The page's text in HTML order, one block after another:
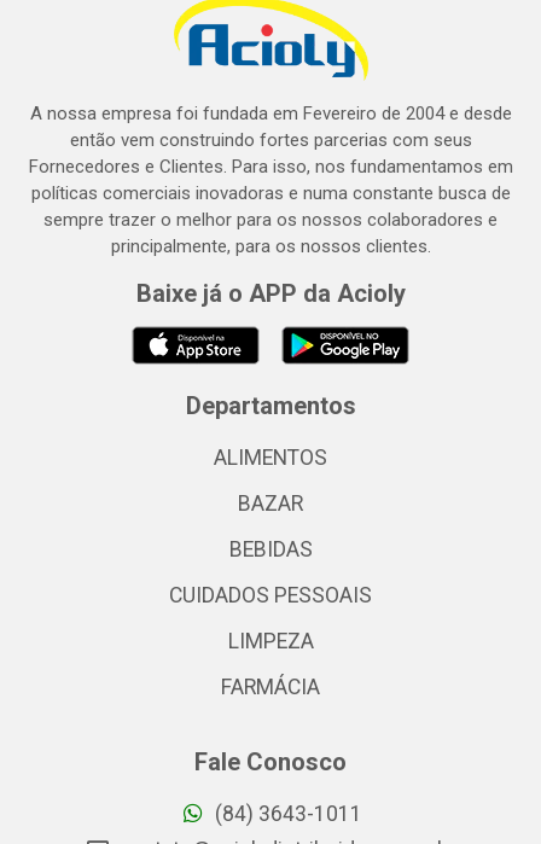
A nossa empresa foi fundada em Fevereiro de 2004 e desde
então vem construindo fortes parcerias com seus
Fornecedores e Clientes. Para isso, nos fundamentamos em
políticas comerciais inovadoras e numa constante busca de
sempre trazer o melhor para os nossos colaboradores e
principalmente, para os nossos clientes.
Baixe já o APP da Acioly
Departamentos
ALIMENTOS
BAZAR
BEBIDAS
CUIDADOS PESSOAIS
LIMPEZA
FARMÁCIA
Fale Conosco
(84) 3643-1011